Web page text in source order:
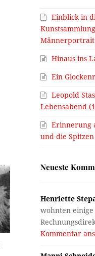
Einblick in
Männerportrait
Hinaus ins
Ein
Leopold
Lebensabend
Erinnerung
und die
Neueste
Henriette
wohnten einige
Kommentar